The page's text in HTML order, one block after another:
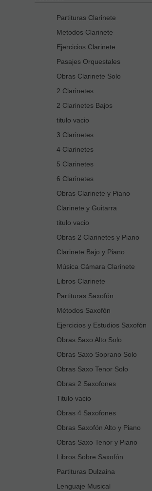
Partituras Clarinete
Metodos Clarinete
Ejercicios Clarinete
Pasajes Orquestales
Obras Clarinete Solo
2 Clarinetes
2 Clarinetes Bajos
titulo vacio
3 Clarinetes
4 Clarinetes
5 Clarinetes
6 Clarinetes
Obras Clarinete y Piano
Clarinete y Guitarra
titulo vacio
Obras 2 Clarinetes y Piano
Clarinete Bajo y Piano
Música Cámara Clarinete
Libros Clarinete
Partituras Saxofón
Métodos Saxofón
Ejercicios y Estudios Saxofón
Obras Saxo Alto Solo
Obras Saxo Soprano Solo
Obras Saxo Tenor Solo
Obras 2 Saxofones
Titulo vacio
Obras 4 Saxofones
Obras Saxofón Alto y Piano
Obras Saxo Tenor y Piano
Libros Sobre Saxofón
Partituras Dulzaina
Lenguaje Musical